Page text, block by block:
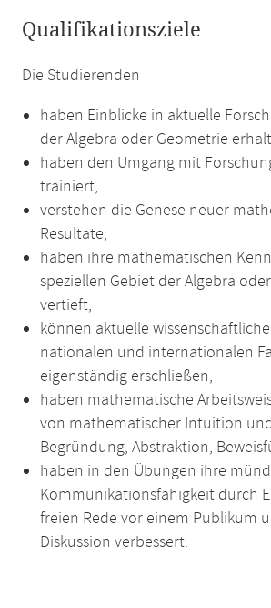
Qualifikationsziele
Die Studierenden
haben Einblicke in aktuelle
der Algebra oder Geometrie
haben den Umgang mit
trainiert,
verstehen die Genese neuer
Resultate,
haben ihre mathematischen
speziellen Gebiet der Algebra
vertieft,
können aktuelle
nationalen und internationalen
eigenständig erschließen,
haben mathematische
von mathematischer Intuition
Begründung, Abstraktion,
haben in den Übungen ihre
Kommunikationsfähigkeit durch
freien Rede vor einem Publikum
Diskussion verbessert.